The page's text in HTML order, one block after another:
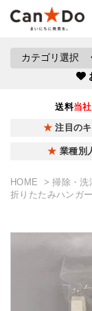
送料当
注目の
業種別
HOME 掃除・洗
折りたたみハンガ